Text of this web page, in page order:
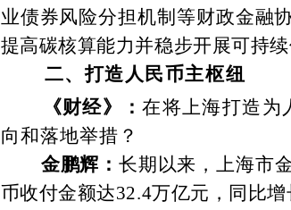
业债券风险分担机制等财政金融
提高碳核算能力并稳步开展可持续
二、打造人民币主枢纽
《财经》：在将上海打造为
向和落地举措？
金鹏辉：长期以来，上海市
币收付金额达32.4万亿元，同比